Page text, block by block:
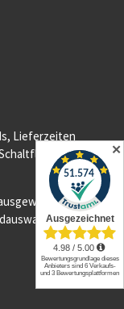
Lieferzeiten
im
✕